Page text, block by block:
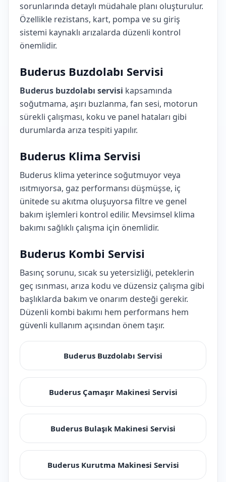
sorunlarında detaylı müdahale planı oluşturulur.
Özellikle rezistans, kart, pompa ve su giriş
sistemi kaynaklı arızalarda düzenli kontrol
önemlidir.
Buderus Buzdolabı Servisi
Buderus buzdolabı servisi kapsamında
soğutmama, aşırı buzlanma, fan sesi, motorun
sürekli çalışması, koku ve panel hataları gibi
durumlarda arıza tespiti yapılır.
Buderus Klima Servisi
Buderus klima yeterince soğutmuyor veya
ısıtmıyorsa, gaz performansı düşmüşse, iç
ünitede su akıtma oluşuyorsa filtre ve genel
bakım işlemleri kontrol edilir. Mevsimsel klima
bakımı sağlıklı çalışma için önemlidir.
Buderus Kombi Servisi
Basınç sorunu, sıcak su yetersizliği, peteklerin
geç ısınması, arıza kodu ve düzensiz çalışma gibi
başlıklarda bakım ve onarım desteği gerekir.
Düzenli kombi bakımı hem performans hem
güvenli kullanım açısından önem taşır.
Buderus Buzdolabı Servisi
Buderus Çamaşır Makinesi Servisi
Buderus Bulaşık Makinesi Servisi
Buderus Kurutma Makinesi Servisi